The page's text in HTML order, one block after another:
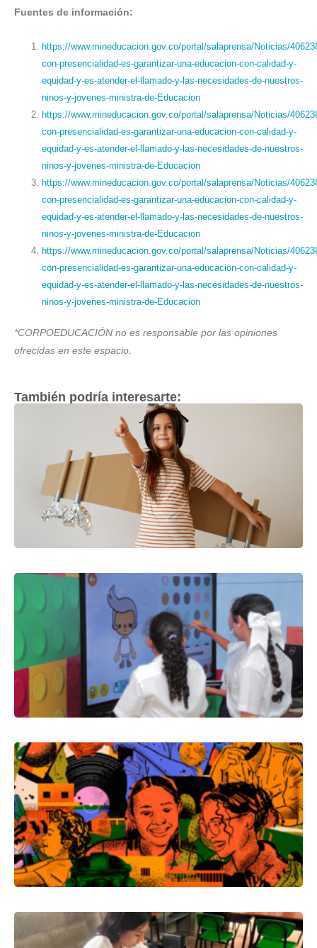
Fuentes de información:
https://www.mineducacion.gov.co/portal/salaprensa/Noticias/
con-presencialidad-es-garantizar-una-educacion-con-calidad-y-
equidad-y-es-atender-el-llamado-y-las-necesidades-de-nuestros-
ninos-y-jovenes-ministra-de-Educacion
https://www.mineducacion.gov.co/portal/salaprensa/Noticias/
con-presencialidad-es-garantizar-una-educacion-con-calidad-y-
equidad-y-es-atender-el-llamado-y-las-necesidades-de-nuestros-
ninos-y-jovenes-ministra-de-Educacion
https://www.mineducacion.gov.co/portal/salaprensa/Noticias/
con-presencialidad-es-garantizar-una-educacion-con-calidad-y-
equidad-y-es-atender-el-llamado-y-las-necesidades-de-nuestros-
ninos-y-jovenes-ministra-de-Educacion
https://www.mineducacion.gov.co/portal/salaprensa/Noticias/
con-presencialidad-es-garantizar-una-educacion-con-calidad-y-
equidad-y-es-atender-el-llamado-y-las-necesidades-de-nuestros-
ninos-y-jovenes-ministra-de-Educacion
*CORPOEDUCACIÓN no es responsable por las opiniones
ofrecidas en este espacio.
También podría interesarte: